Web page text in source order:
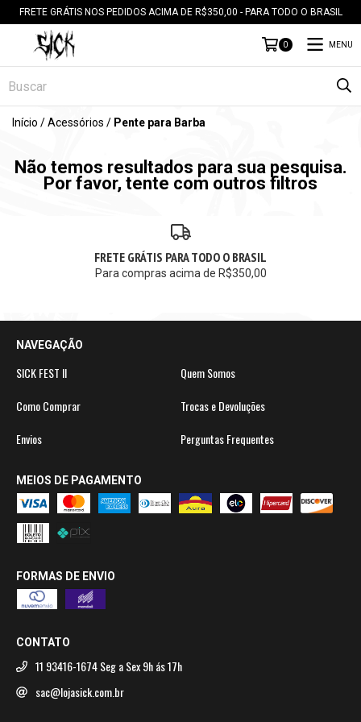
FRETE GRÁTIS NOS PEDIDOS ACIMA DE R$350,00 - PARA TODO O BRASIL
0 MENU
Início /Acessórios / Pente para Barba
Não temos resultados para sua pesquisa.
Por favor, tente com outros filtros
FRETE GRÁTIS PARA TODO O BRASIL
Para compras acima de R$350,00
NAVEGAÇÃO
SICK FEST II
Quem Somos
Como Comprar
Trocas e Devoluções
Envios
Perguntas Frequentes
MEIOS DE PAGAMENTO
FORMAS DE ENVIO
CONTATO
11 93416-1674 Seg a Sex 9h ás 17h
sac@lojasick.com.br